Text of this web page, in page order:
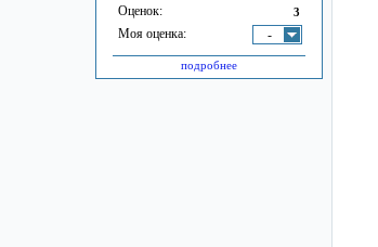
Оценок: 3
Моя оценка: -
подробнее